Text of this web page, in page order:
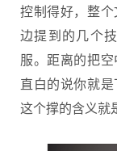
控制得好，整
边提到的几个
服。距离的把
直白的说你就
这个撑的含义就